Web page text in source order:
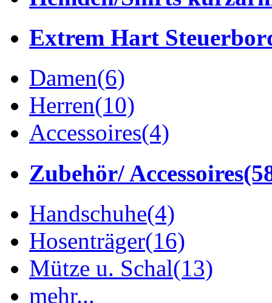
Extrem Hart
Damen(6)
Herren(10)
Accessoires(4)
Zubehör/ Accessoires
Handschuhe(4)
Hosenträger(16)
Mütze u. Schal(13)
mehr...